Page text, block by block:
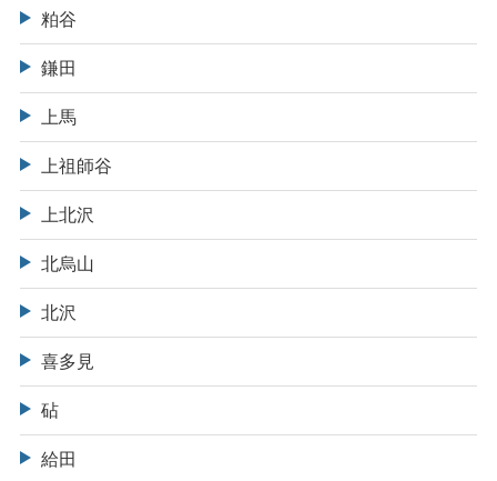
粕谷
鎌田
上馬
上祖師谷
上北沢
北烏山
北沢
喜多見
砧
給田